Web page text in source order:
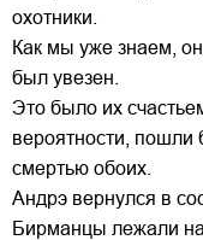
охотники.
Как мы уже знаем,
был увезен.
Это было их
вероятности, пошли
смертью обоих.
Андрэ вернулся в
Бирманцы лежали